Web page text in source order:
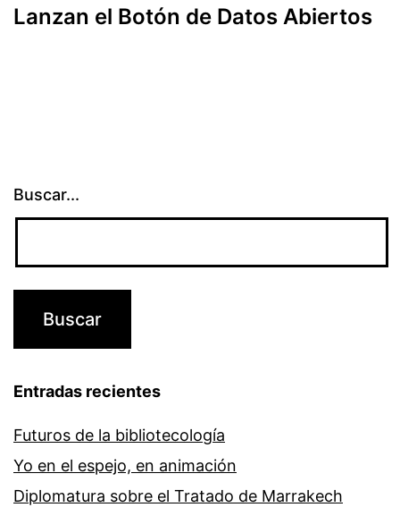
Lanzan el Botón de Datos Abiertos
Buscar...
Entradas recientes
Futuros de la bibliotecología
Yo en el espejo, en animación
Diplomatura sobre el Tratado de Marrakech